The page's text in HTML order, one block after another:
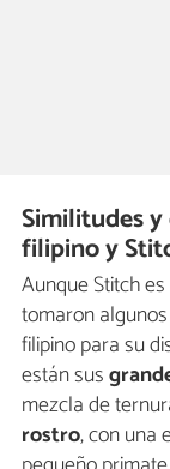
Similitudes
filipino y
Aunque Stitch
tomaron
filipino para su
están sus
mezcla de
rostro, con una